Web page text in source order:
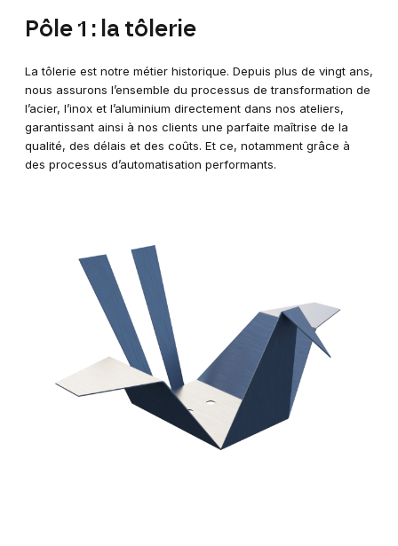
Pôle 1 : la tôlerie
La tôlerie est notre métier historique. Depuis plus de vingt ans,
nous assurons l’ensemble du processus de transformation de
l’acier, l’inox et l’aluminium directement dans nos ateliers,
garantissant ainsi à nos clients une parfaite maîtrise de la
qualité, des délais et des coûts. Et ce, notamment grâce à
des processus d’automatisation performants.